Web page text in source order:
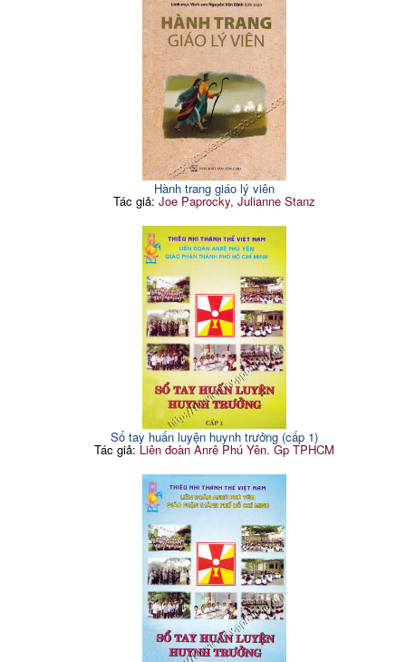
Hành trang giáo lý viên
Tác giả: Joe Paprocky, Julianne Stanz
Sổ tay huấn luyện huynh trưởng (cấp 1)
Tác giả:Liên đoàn Anrê Phú Yên. Gp TPHCM